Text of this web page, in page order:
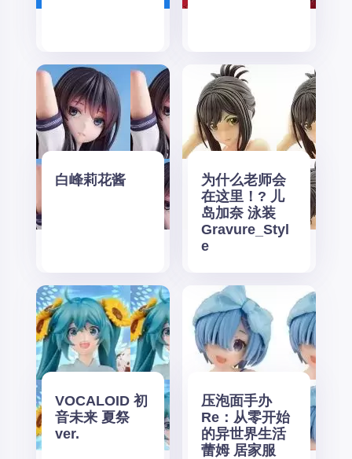
白峰莉花酱
为什么老师会
在这里！? 儿
岛加奈 泳装
Gravure_Styl
e
VOCALOID 初
音未来 夏祭
ver.
压泡面手办
Re：从零开始
的异世界生活
蕾姆 居家服